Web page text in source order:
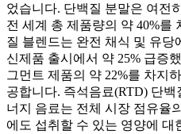
었습니다. 단백질 분말은 여전
전 세계 총 제품량의 약 40%를
질 블렌드는 완전 채식 및 유당
신제품 출시에서 약 25% 급증
그먼트 제품의 약 22%를 차지
공합니다. 즉석음료(RTD) 단백
너지 음료는 전체 시장 점유율
에도 섭취할 수 있는 영양에 대